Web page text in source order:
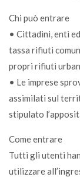
Chi può entrare
• Cittadini, enti
tassa rifiuti
propri rifiuti
• Le imprese
assimilati sul
stipulato
Come entrare
Tutti gli utenti
utilizzare